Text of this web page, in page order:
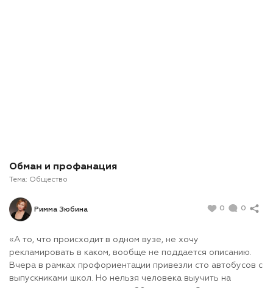
Обман и профанация
Тема: Общество
Римма Зюбина 0 0
«А то, что происходит в одном вузе, не хочу
рекламировать в каком, вообще не поддается описанию.
Вчера в рамках профориентации привезли сто автобусов с
выпускниками школ. Но нельзя человека выучить на